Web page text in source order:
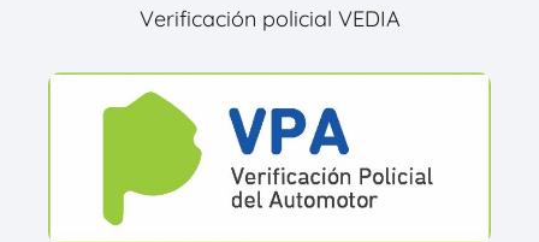
Verificación policial VEDIA